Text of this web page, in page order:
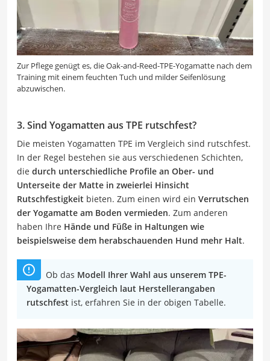
Zur Pflege genügt es, die Oak-and-Reed-TPE-Yogamatte nach dem
Training mit einem feuchten Tuch und milder Seifenlösung
abzuwischen.
3. Sind Yogamatten aus TPE rutschfest?
Die meisten Yogamatten TPE im Vergleich sind rutschfest.
In der Regel bestehen sie aus verschiedenen Schichten,
die durch unterschiedliche Profile an Ober- und
Unterseite der Matte in zweierlei Hinsicht
Rutschfestigkeit bieten. Zum einen wird ein Verrutschen
der Yogamatte am Boden vermieden. Zum anderen
haben Ihre Hände und Füße in Haltungen wie
beispielsweise dem herabschauenden Hund mehr Halt.
Ob das Modell Ihrer Wahl aus unserem TPE-
Yogamatten-Vergleich laut Herstellerangaben
rutschfest ist, erfahren Sie in der obigen Tabelle.